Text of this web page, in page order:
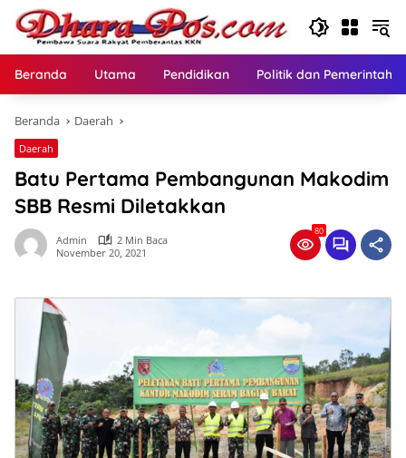
Langsung
konten
Beranda Utama Pendidikan Politik dan
Beranda Daerah
Daerah
Batu Pertama Pembangunan Makodim
SBB Resmi Diletakkan
Admin
2 Min Baca
November 20, 2021
80